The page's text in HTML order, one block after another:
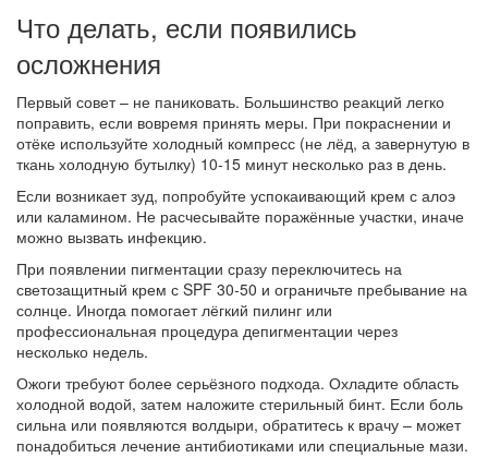
Что делать, если появились
осложнения
Первый совет – не паниковать. Большинство реакций легко
поправить, если вовремя принять меры. При покраснении и
отёке используйте холодный компресс (не лёд, а завернутую в
ткань холодную бутылку) 10‑15 минут несколько раз в день.
Если возникает зуд, попробуйте успокаивающий крем с алоэ
или каламином. Не расчесывайте поражённые участки, иначе
можно вызвать инфекцию.
При появлении пигментации сразу переключитесь на
светозащитный крем с SPF 30‑50 и ограничьте пребывание на
солнце. Иногда помогает лёгкий пилинг или
профессиональная процедура депигментации через
несколько недель.
Ожоги требуют более серьёзного подхода. Охладите область
холодной водой, затем наложите стерильный бинт. Если боль
сильна или появляются волдыри, обратитесь к врачу – может
понадобиться лечение антибиотиками или специальные мази.